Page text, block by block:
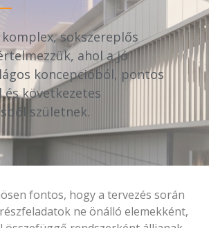
sokszereplős
ahol a jó
koncepcióból, pontos
és következetes
születnek.
fontos, hogy a tervezés során
ne önálló elemekként,